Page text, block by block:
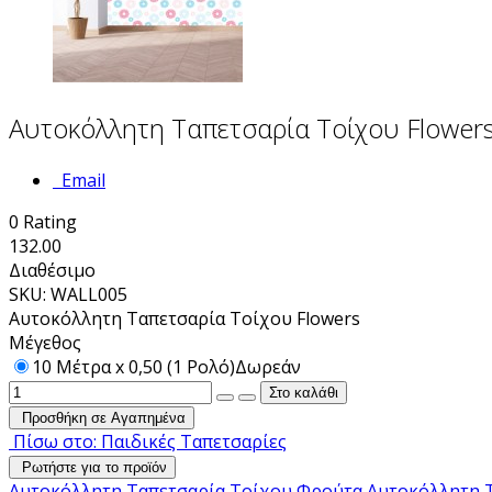
Αυτοκόλλητη Ταπετσαρία Τοίχου
Email
0 Rating
132.00
Διαθέσιμο
SKU: WALL005
Αυτοκόλλητη Ταπετσαρία Τοίχου Flowers
Μέγεθος
10 Μέτρα x 0,50 (1 Ρολό)Δωρεάν
Προσθήκη σε Αγαπημένα
Πίσω στο: Παιδικές Ταπετσαρίες
Ρωτήστε για το προϊόν